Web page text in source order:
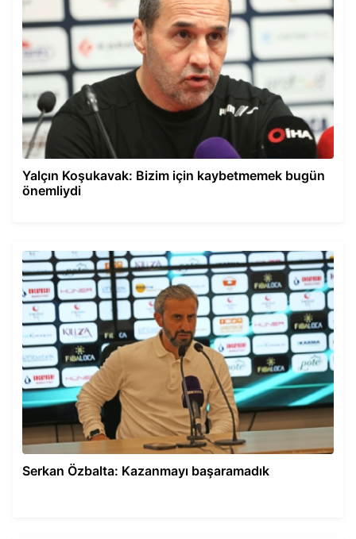
Yalçın Koşukavak: Bizim için kaybetmemek bugün
önemliydi
Serkan Özbalta: Kazanmayı başaramadık